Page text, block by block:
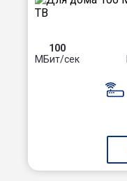
100
МБит/сек